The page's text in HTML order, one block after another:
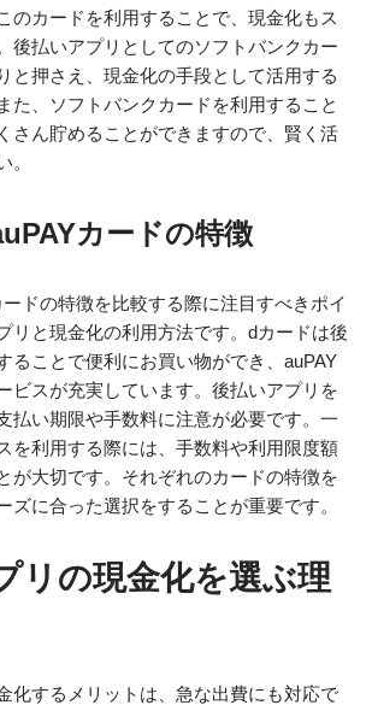
のカードを利用することで、現金化もス
後払いアプリとしてのソフトバンクカー
と押さえ、現金化の手段として活用する
た、ソフトバンクカードを利用すること
さん貯めることができますので、賢く活
。
カードの特徴
ドの特徴を比較する際に注目すべきポイ
リと現金化の利用方法です。dカードは後
ることで便利にお買い物ができ、auPAY
ビスが充実しています。後払いアプリを
払い期限や手数料に注意が必要です。一
を利用する際には、手数料や利用限度額
が大切です。それぞれのカードの特徴を
ズに合った選択をすることが重要です。
リの現金化を選ぶ理
化するメリットは、急な出費にも対応で